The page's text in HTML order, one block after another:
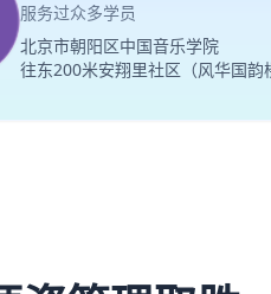
服务过众多学员
北京市朝阳区中国音乐学院
往东200米安翔里社区（风华国韵